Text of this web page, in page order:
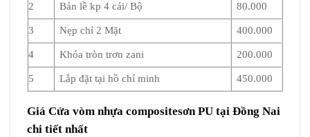
2 Bản lề kp 4 cái/ Bộ 80.000
3 Nẹp chỉ 2 Mặt 400.000
4 Khóa tròn trơn zani 200.000
5 Lắp đặt tại hồ chí minh 450.000
Giá Cửa vòm nhựa compositesơn PU tại Đồng Nai
chi tiết nhất